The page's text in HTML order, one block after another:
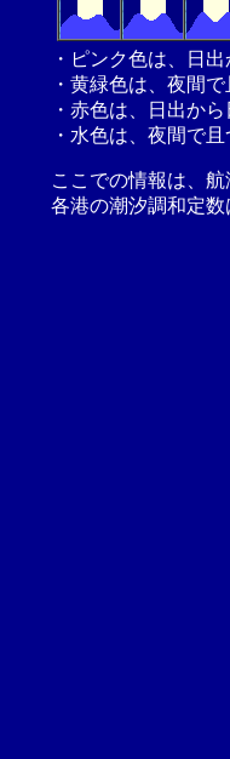
・ピンク色は、日
・黄緑色は、夜間
・赤色は、日出か
・水色は、夜間で
ここでの情報は、
各港の潮汐調和定